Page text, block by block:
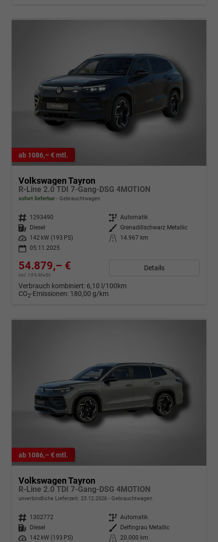
ab 1086,– € mtl.
Volkswagen Tayron
R-Line 2.0 TDI 7-Gang-DSG 4MOTION
sofort lieferbar Gebrauchtwagen
Fahrzeugnr. 1293490 Getriebe Automatik
Kraftstoff
Diesel Außenfarbe
Grenadillschwarz Metallic
Leistung
142 kW (193 PS) Kilometerstand
14.967 km
05.11.2025
54.879,– €
incl. 19% MwSt.
Details
Verbrauch kombiniert: 6,10 l/100km
CO2-Emissionen: 180,00 g/km
ab 1086,– € mtl.
Volkswagen Tayron
R-Line 2.0 TDI 7-Gang-DSG 4MOTION
unverbindliche Lieferzeit: 23.12.2026 Gebrauchtwagen
Fahrzeugnr. 1302772 Getriebe Automatik
Kraftstoff
Diesel Außenfarbe
Delfingrau Metallic
Leistung
142 kW (193 PS) Kilometerstand
20.000 km